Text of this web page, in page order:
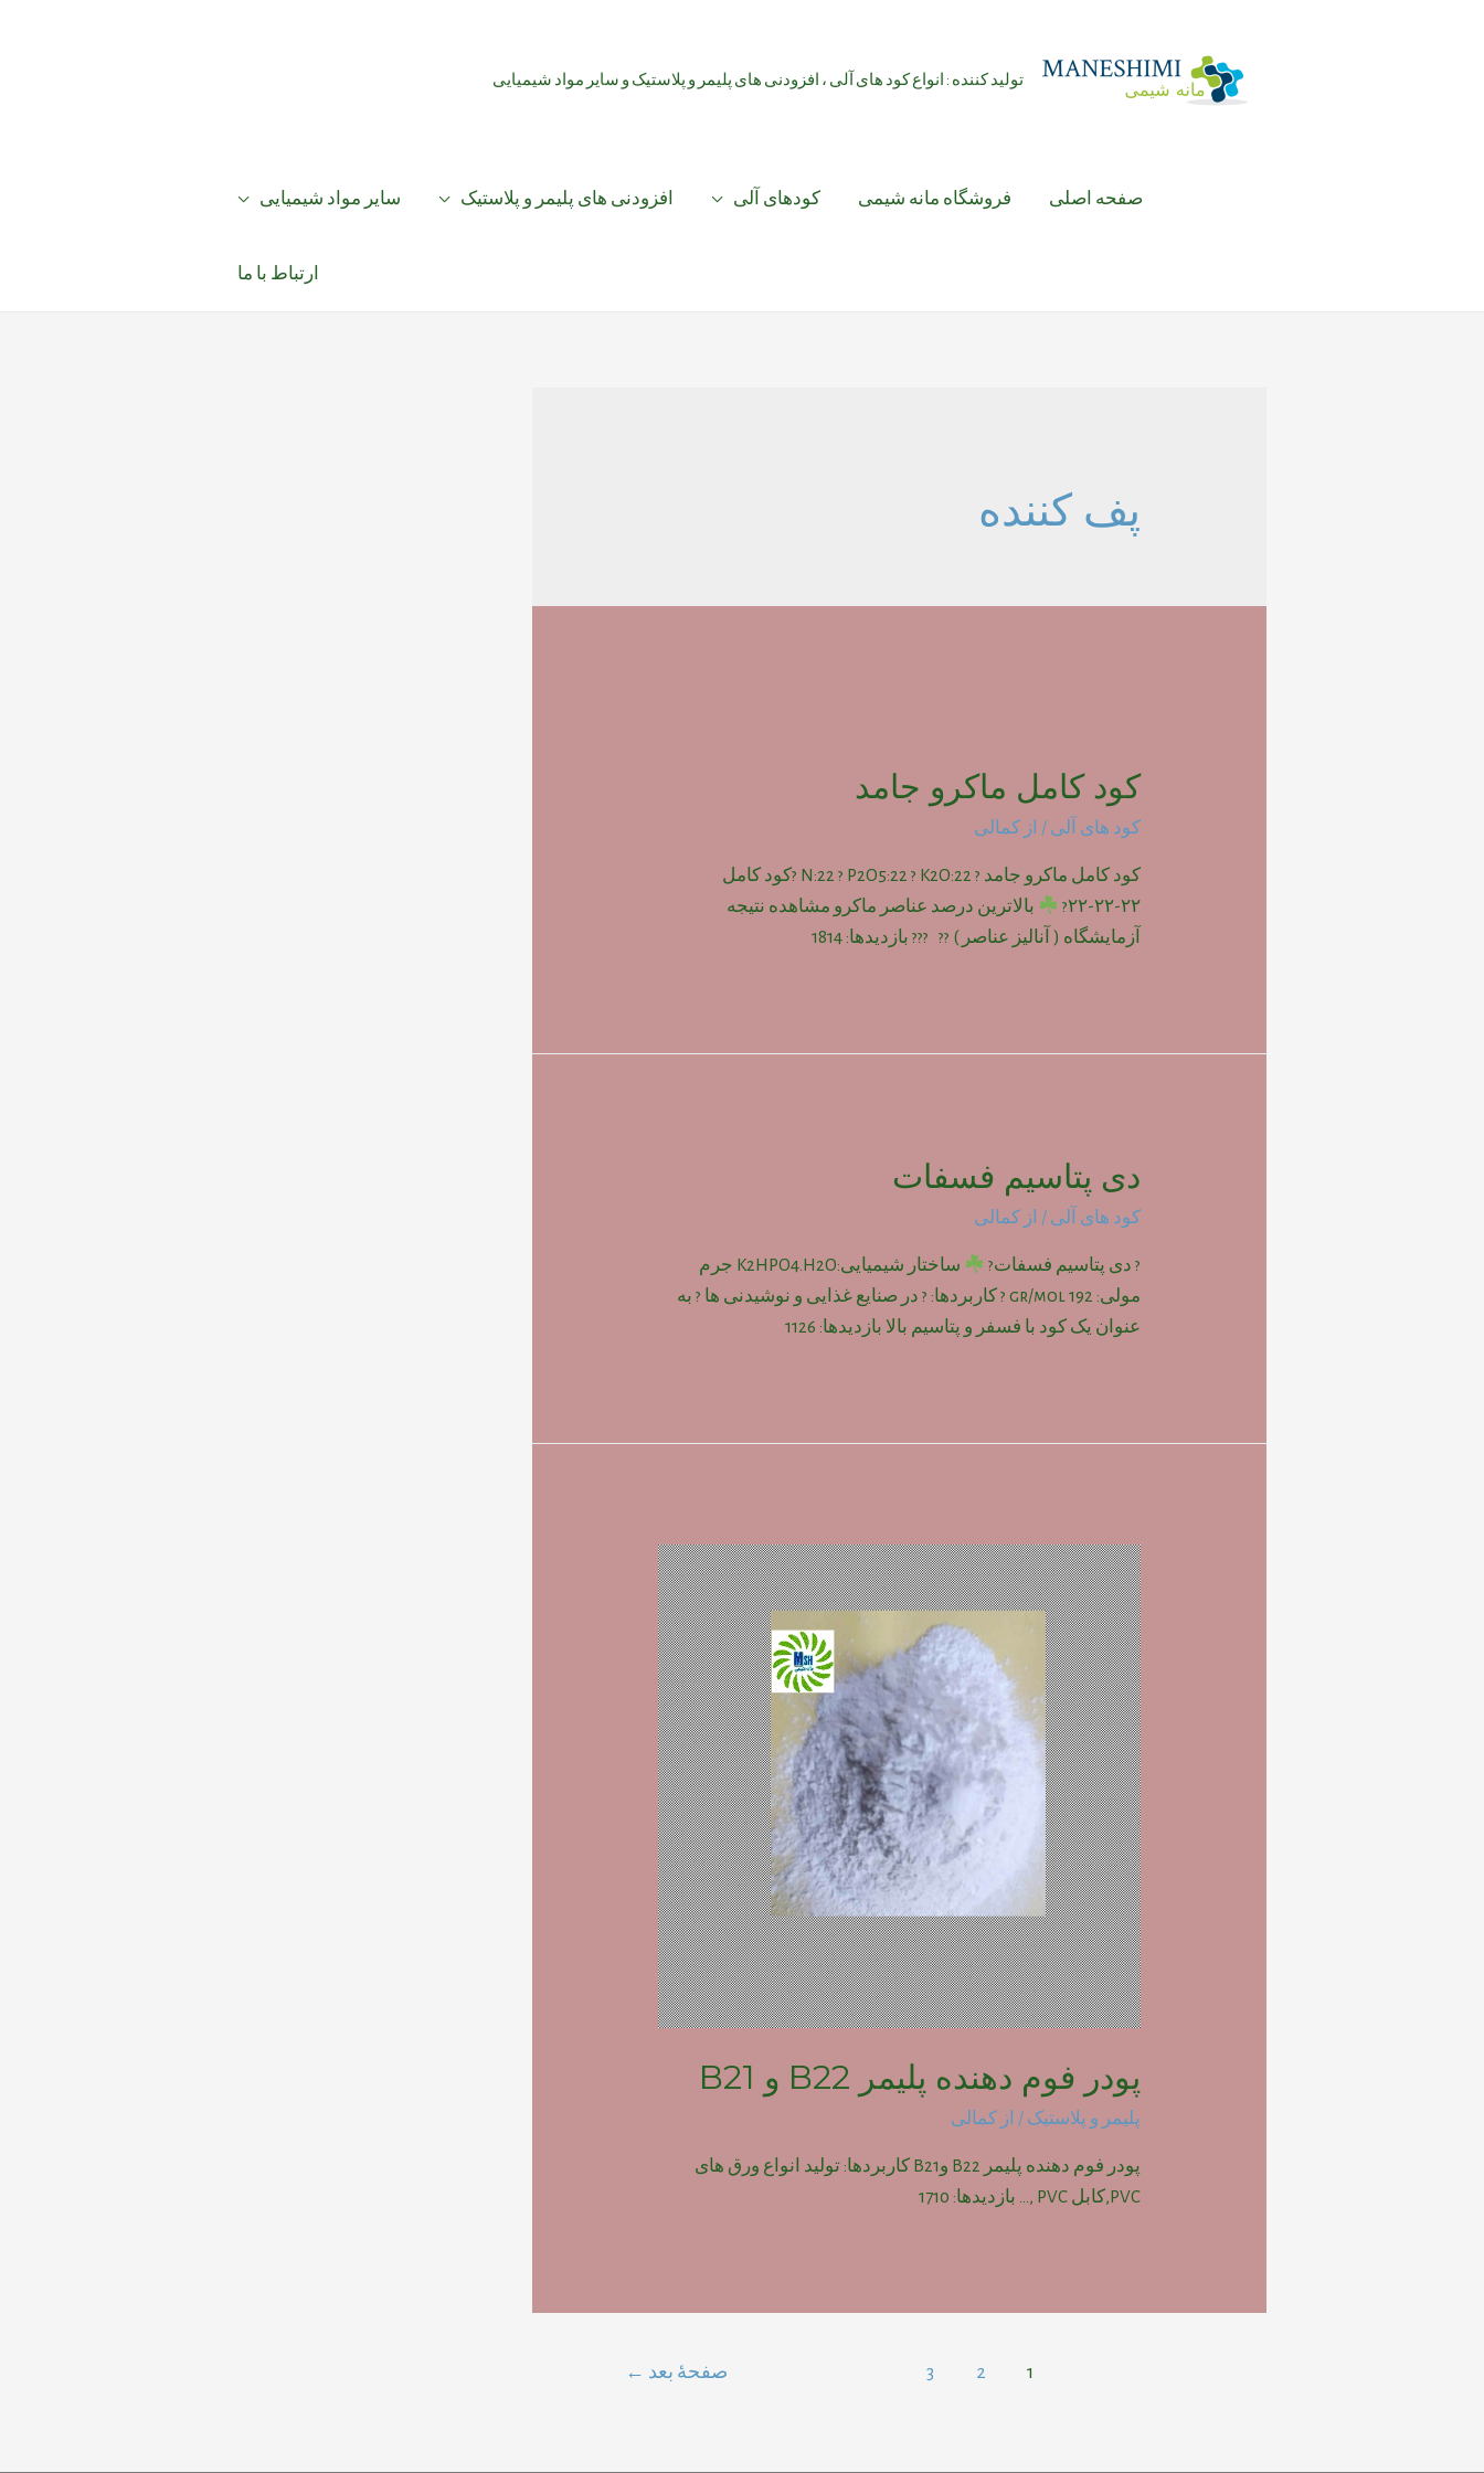
تولید کننده : انواع کود های آلی ، افزودنی های پلیمر و پلاستیک و سایر مواد شیمیایی
صفحه اصلی فروشگاه مانه شیمی کودهای آلی افزودنی های پلیمر و پلاستیک سایر مواد شیمیایی
ارتباط با ما
پف کننده
کود کامل ماکرو جامد
کود های آلی / از کمالی
کود کامل ماکرو جامد ? N:22 ? P2O5:22 ? K2O:22 ?کود کامل
۲۲-۲۲-۲۲?
بالاترین درصد عناصر ماکرو مشاهده نتیجه
آزمایشگاه ( آنالیز عناصر ) ?? ??? بازدیدها: 1814
دی پتاسیم فسفات
کود های آلی / از کمالی
? دی پتاسیم فسفات?
ساختار شیمیایی:K2HPO4.H2O جرم
مولی: gr/mol 192 ? کاربردها: ? در صنایع غذایی و نوشیدنی ها ? به
عنوان یک کود با فسفر و پتاسیم بالا بازدیدها: 1126
پودر فوم دهنده پلیمر B22 و B21
پلیمر و پلاستیک / از کمالی
پودر فوم دهنده پلیمر B22 وB21 کاربردها: تولید انواع ورق های
PVC,کابل PVC ,… بازدیدها: 1710
1
2
3 صفحهٔ بعد ←